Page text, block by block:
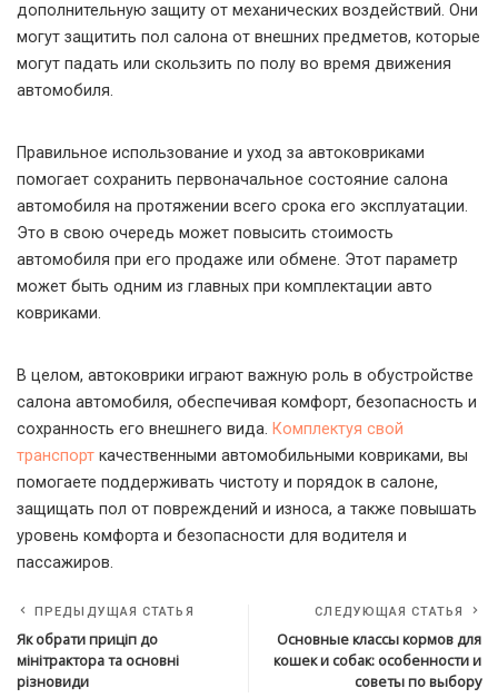
дополнительную защиту от механических воздействий. Они
могут защитить пол салона от внешних предметов, которые
могут падать или скользить по полу во время движения
автомобиля.
Правильное использование и уход за автоковриками
помогает сохранить первоначальное состояние салона
автомобиля на протяжении всего срока его эксплуатации.
Это в свою очередь может повысить стоимость
автомобиля при его продаже или обмене. Этот параметр
может быть одним из главных при комплектации авто
ковриками.
В целом, автоковрики играют важную роль в обустройстве
салона автомобиля, обеспечивая комфорт, безопасность и
сохранность его внешнего вида. Комплектуя свой
транспорт качественными автомобильными ковриками, вы
помогаете поддерживать чистоту и порядок в салоне,
защищать пол от повреждений и износа, а также повышать
уровень комфорта и безопасности для водителя и
пассажиров.
ПРЕДЫДУЩАЯ СТАТЬЯ
Як обрати приціп до
мінітрактора та основні
різновиди
СЛЕДУЮЩАЯ СТАТЬЯ
Основные классы кормов для
кошек и собак: особенности и
советы по выбору